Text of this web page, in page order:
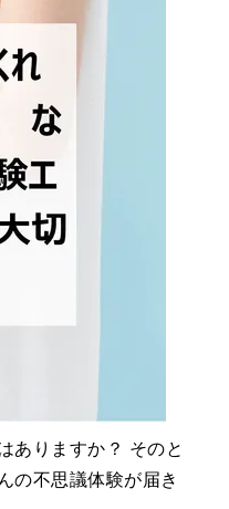
ありますか？ そのと
の不思議体験が届き